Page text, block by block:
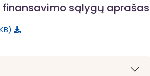
finansavimo sąlygų aprašas